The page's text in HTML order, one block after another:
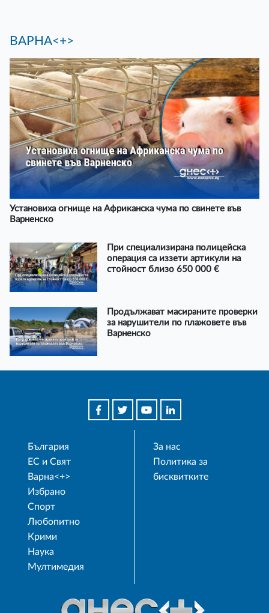
ВАРНА<+>
Установиха огнище на Африканска чума по свинете във
Варненско
При специализирана полицейска
операция са иззети артикули на
стойност близо 650 000 €
Продължават масираните проверки
за нарушители по плажовете във
Варненско
България
ЕС и Свят
Варна<+>
Избрано
Спорт
Любопитно
Крими
Наука
Мултимедия
За нас
Политика за
бисквитките